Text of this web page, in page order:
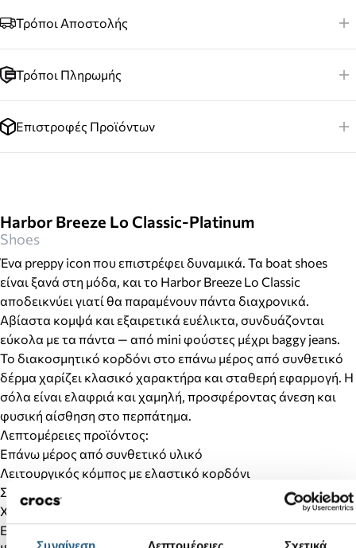
Τρόποι Αποστολής
Τρόποι Πληρωμής
Επιστροφές Προϊόντων
Harbor Breeze Lo Classic-Platinum
Shoes
Ένα preppy icon που επιστρέφει δυναμικά. Τα boat shoes
είναι ξανά στη μόδα, και το Harbor Breeze Lo Classic
αποδεικνύει γιατί θα παραμένουν πάντα διαχρονικά.
Αβίαστα κομψά και εξαιρετικά ευέλικτα, συνδυάζονται
εύκολα με τα πάντα — από mini φούστες μέχρι baggy jeans.
Το διακοσμητικό κορδόνι στο επάνω μέρος από συνθετικό
δέρμα χαρίζει κλασικό χαρακτήρα και σταθερή εφαρμογή. Η
σόλα είναι ελαφριά και χαμηλή, προσφέροντας άνεση και
φυσική αίσθηση στο περπάτημα.
Λεπτομέρειες προϊόντος:
Επάνω μέρος από συνθετικό υλικό
Λειτουργικός κόμπος με ελαστικό κορδόνι
Συνθετική φτέρνα
Χαμηλό προφίλ σόλας: 18mm
Εύκολη εφαρμογή (easy-on σύστημα)